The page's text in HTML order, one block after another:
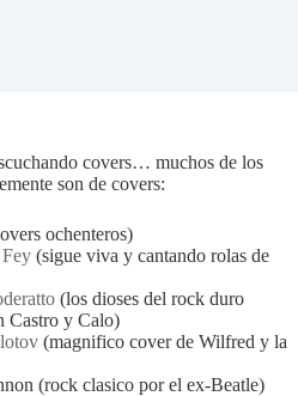
covers… muchos de los
son de covers:
ochenteros)
(sigue viva y cantando rolas de
(los dioses del rock duro
Castro y Calo)
(magnifico cover de Wilfred y la
(rock clasico por el ex-Beatle)